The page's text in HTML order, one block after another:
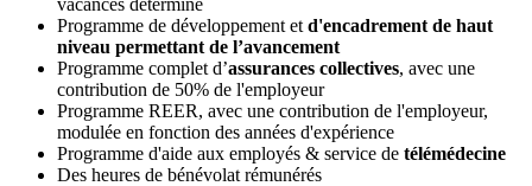
Programme de développement et d'encadrement de haut
niveau permettant de l’avancement
Programme complet d’assurances collectives, avec une
contribution de 50% de l'employeur
Programme REER, avec une contribution de l'employeur,
modulée en fonction des années d'expérience
Programme d'aide aux employés & service de télémédecine
Des heures de bénévolat rémunérés